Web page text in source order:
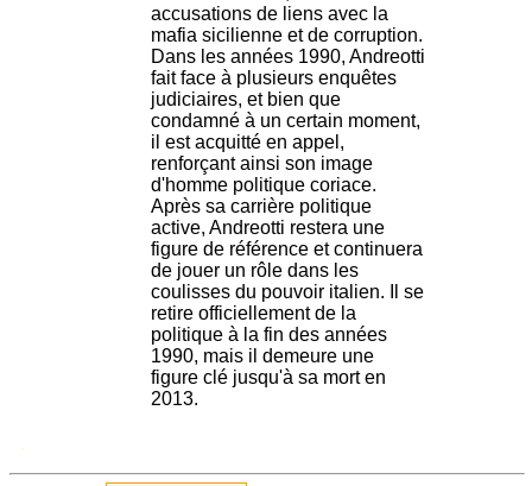
accusations de liens avec la
mafia sicilienne et de corruption.
Dans les années 1990, Andreotti
fait face à plusieurs enquêtes
judiciaires, et bien que
condamné à un certain moment,
il est acquitté en appel,
renforçant ainsi son image
d'homme politique coriace.
Après sa carrière politique
active, Andreotti restera une
figure de référence et continuera
de jouer un rôle dans les
coulisses du pouvoir italien. Il se
retire officiellement de la
politique à la fin des années
1990, mais il demeure une
figure clé jusqu'à sa mort en
2013.
.